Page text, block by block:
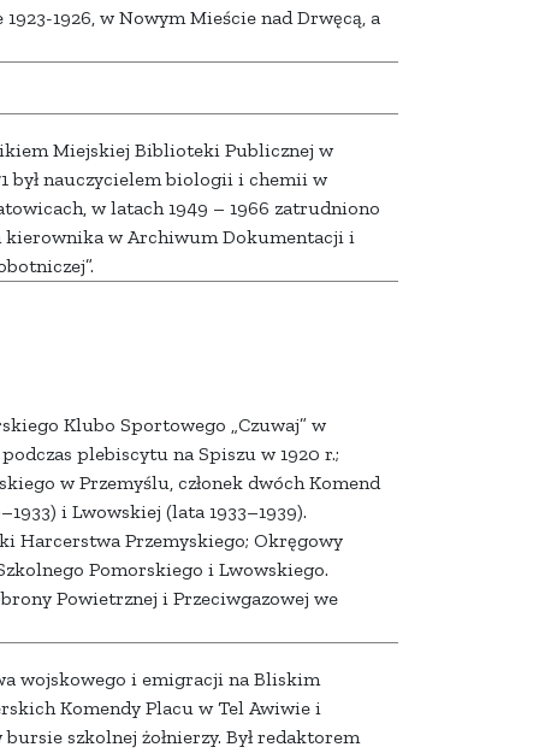
1926, w Nowym Mieście nad Drwęcą, a
Miejskiej Biblioteki Publicznej w
był nauczycielem biologii i chemii w
w latach 1949 – 1966 zatrudniono
kierownika w Archiwum Dokumentacji i
Klubo Sportowego „Czuwaj” w
plebiscytu na Spiszu w 1920 r.;
w Przemyślu, członek dwóch Komend
i Lwowskiej (lata 1933–1939).
Harcerstwa Przemyskiego; Okręgowy
Pomorskiego i Lwowskiego.
Powietrznej i Przeciwgazowej we
wojskowego i emigracji na Bliskim
Komendy Placu w Tel Awiwie i
szkolnej żołnierzy. Był redaktorem